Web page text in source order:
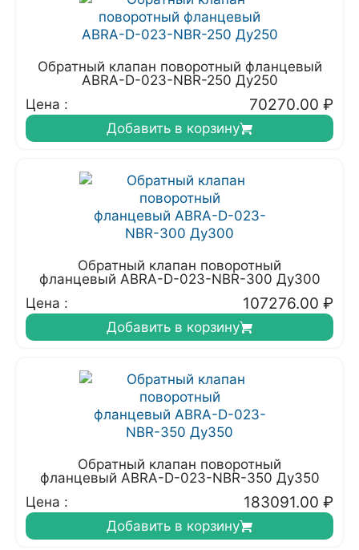
Обратный клапан поворотный фланцевый
ABRA-D-023-NBR-250 Ду250
Цена :
70270.00 ₽
Добавить в корзину
Обратный клапан поворотный
фланцевый ABRA-D-023-NBR-300 Ду300
Цена :
107276.00 ₽
Добавить в корзину
Обратный клапан поворотный
фланцевый ABRA-D-023-NBR-350 Ду350
Цена :
183091.00 ₽
Добавить в корзину